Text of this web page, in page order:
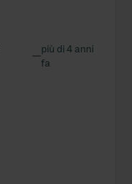
—più di 4 anni
fa